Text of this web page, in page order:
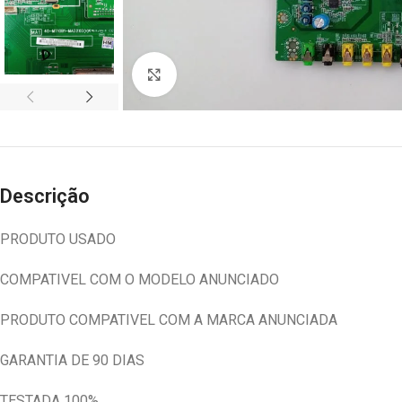
Descrição
PRODUTO USADO
COMPATIVEL COM O MODELO ANUNCIADO
PRODUTO COMPATIVEL COM A MARCA ANUNCIADA
GARANTIA DE 90 DIAS